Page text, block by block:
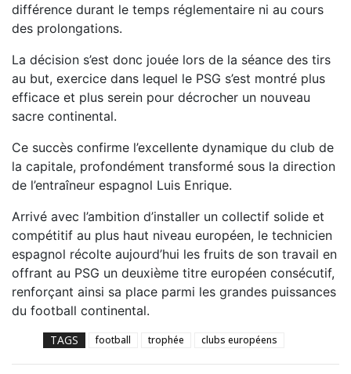
différence durant le temps réglementaire ni au cours
des prolongations.
La décision s’est donc jouée lors de la séance des tirs
au but, exercice dans lequel le PSG s’est montré plus
efficace et plus serein pour décrocher un nouveau
sacre continental.
Ce succès confirme l’excellente dynamique du club de
la capitale, profondément transformé sous la direction
de l’entraîneur espagnol Luis Enrique.
Arrivé avec l’ambition d’installer un collectif solide et
compétitif au plus haut niveau européen, le technicien
espagnol récolte aujourd’hui les fruits de son travail en
offrant au PSG un deuxième titre européen consécutif,
renforçant ainsi sa place parmi les grandes puissances
du football continental.
TAGS football trophée clubs européens